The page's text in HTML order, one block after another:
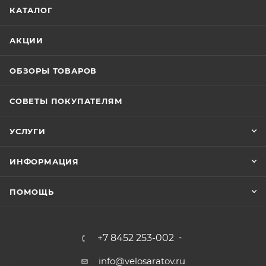
КАТАЛОГ
АКЦИИ
ОБЗОРЫ ТОВАРОВ
СОВЕТЫ ПОКУПАТЕЛЯМ
УСЛУГИ
ИНФОРМАЦИЯ
ПОМОЩЬ
+7 8452 253-002
info@velosaratov.ru